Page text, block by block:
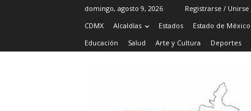
domingo, agosto 9, 2026
Registrarse / Unirse
CDMX
Alcaldías Estados Estado de México
Educación
Salud Arte y Cultura Deportes